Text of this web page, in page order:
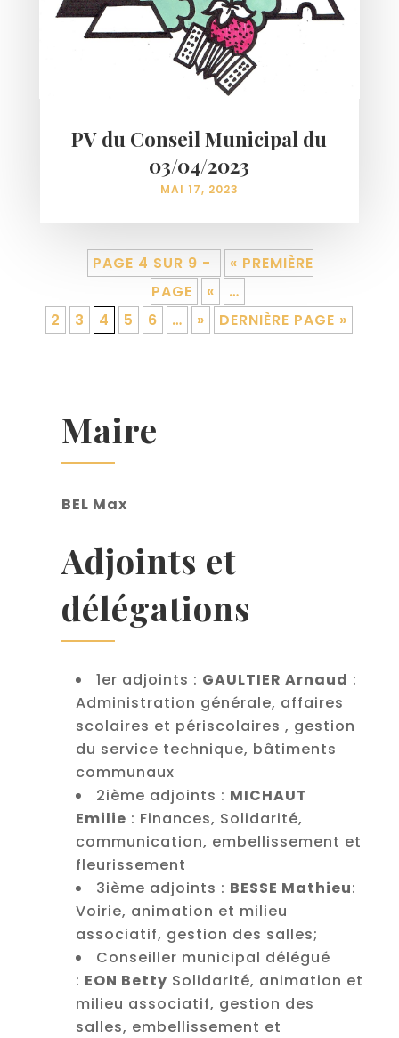
PV du Conseil Municipal du
03/04/2023
MAI 17, 2023
PAGE 4 SUR 9 -
« PREMIÈRE
PAGE
«
…
2
3 4 5 6 … » DERNIÈRE PAGE »
Maire
BEL Max
Adjoints et
délégations
1er adjoints : GAULTIER Arnaud :
Administration générale, affaires
scolaires et périscolaires , gestion
du service technique, bâtiments
communaux
2ième adjoints : MICHAUT
Emilie : Finances, Solidarité,
communication, embellissement et
fleurissement
3ième adjoints : BESSE Mathieu:
Voirie, animation et milieu
associatif, gestion des salles;
Conseiller municipal délégué
: EON Betty Solidarité, animation et
milieu associatif, gestion des
salles, embellissement et